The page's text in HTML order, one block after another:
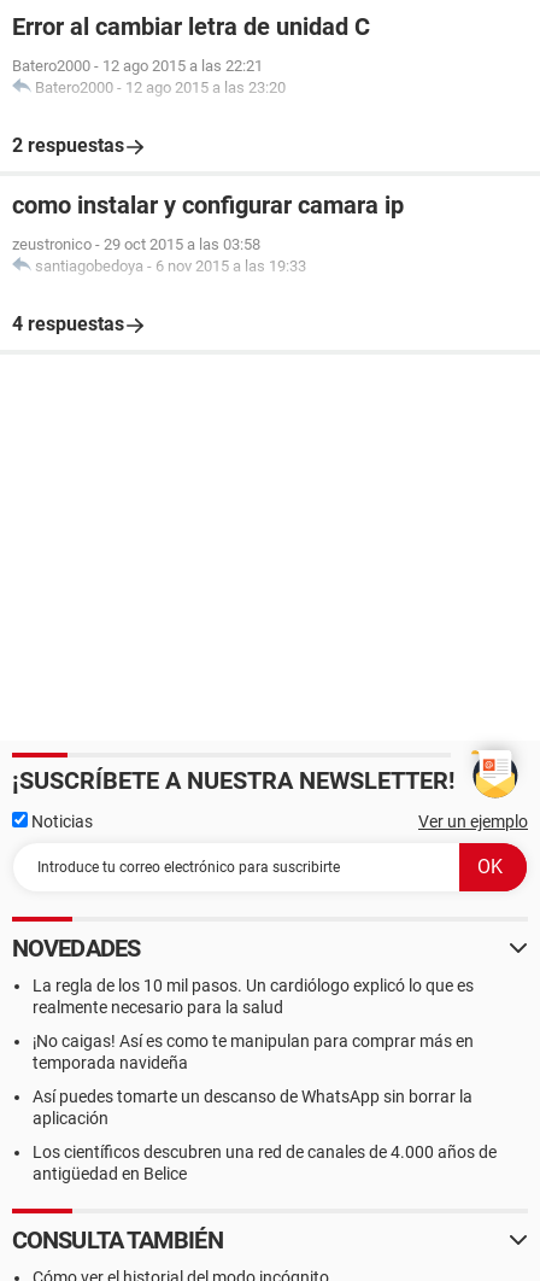
Error al cambiar letra de unidad C
Batero2000 - 12 ago 2015 a las 22:21
Batero2000 - 12 ago 2015 a las 23:20
2 respuestas
como instalar y configurar camara ip
zeustronico - 29 oct 2015 a las 03:58
santiagobedoya - 6 nov 2015 a las 19:33
4 respuestas
¡SUSCRÍBETE A NUESTRA NEWSLETTER!
Noticias Ver un ejemplo
NOVEDADES
La regla de los 10 mil pasos. Un cardiólogo explicó lo que es
realmente necesario para la salud
¡No caigas! Así es como te manipulan para comprar más en
temporada navideña
Así puedes tomarte un descanso de WhatsApp sin borrar la
aplicación
Los científicos descubren una red de canales de 4.000 años de
antigüedad en Belice
CONSULTA TAMBIÉN